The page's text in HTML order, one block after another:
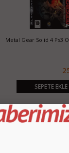
Metal Gear Solid 4 Ps3
SEPETE EKLE